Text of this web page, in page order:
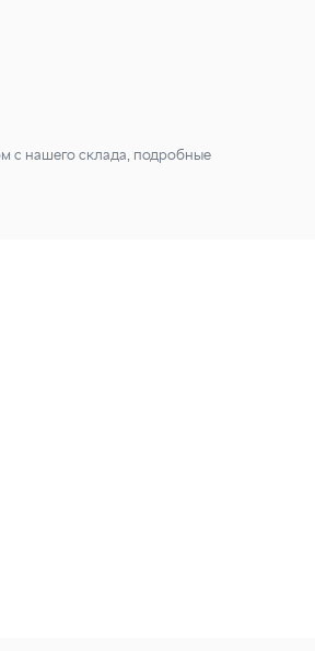
с нашего склада, подробные